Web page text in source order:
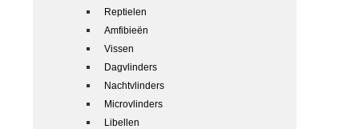
Reptielen
Amfibieën
Vissen
Dagvlinders
Nachtvlinders
Microvlinders
Libellen